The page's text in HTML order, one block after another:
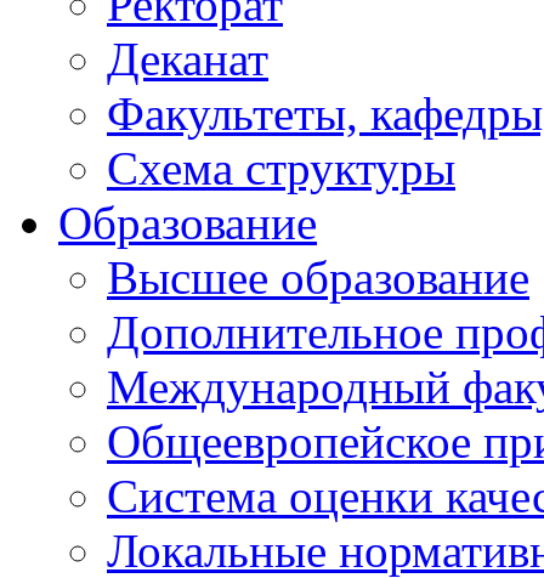
Деканат
Факультеты,
Схема структуры
Образование
Высшее образование
Дополнительное
Международный
Общеевропейское
Система оценки
Локальные